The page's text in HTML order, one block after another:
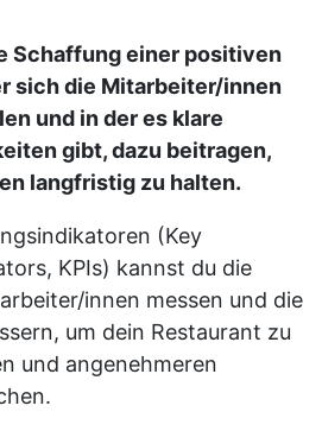
Schaffung einer positiven
sich die Mitarbeiter/innen
und in der es klare
gibt, dazu beitragen,
langfristig zu halten.
(Key
KPIs) kannst du die
innen messen und die
um dein Restaurant zu
und angenehmeren